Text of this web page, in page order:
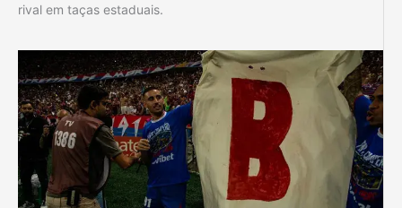
rival em taças estaduais.